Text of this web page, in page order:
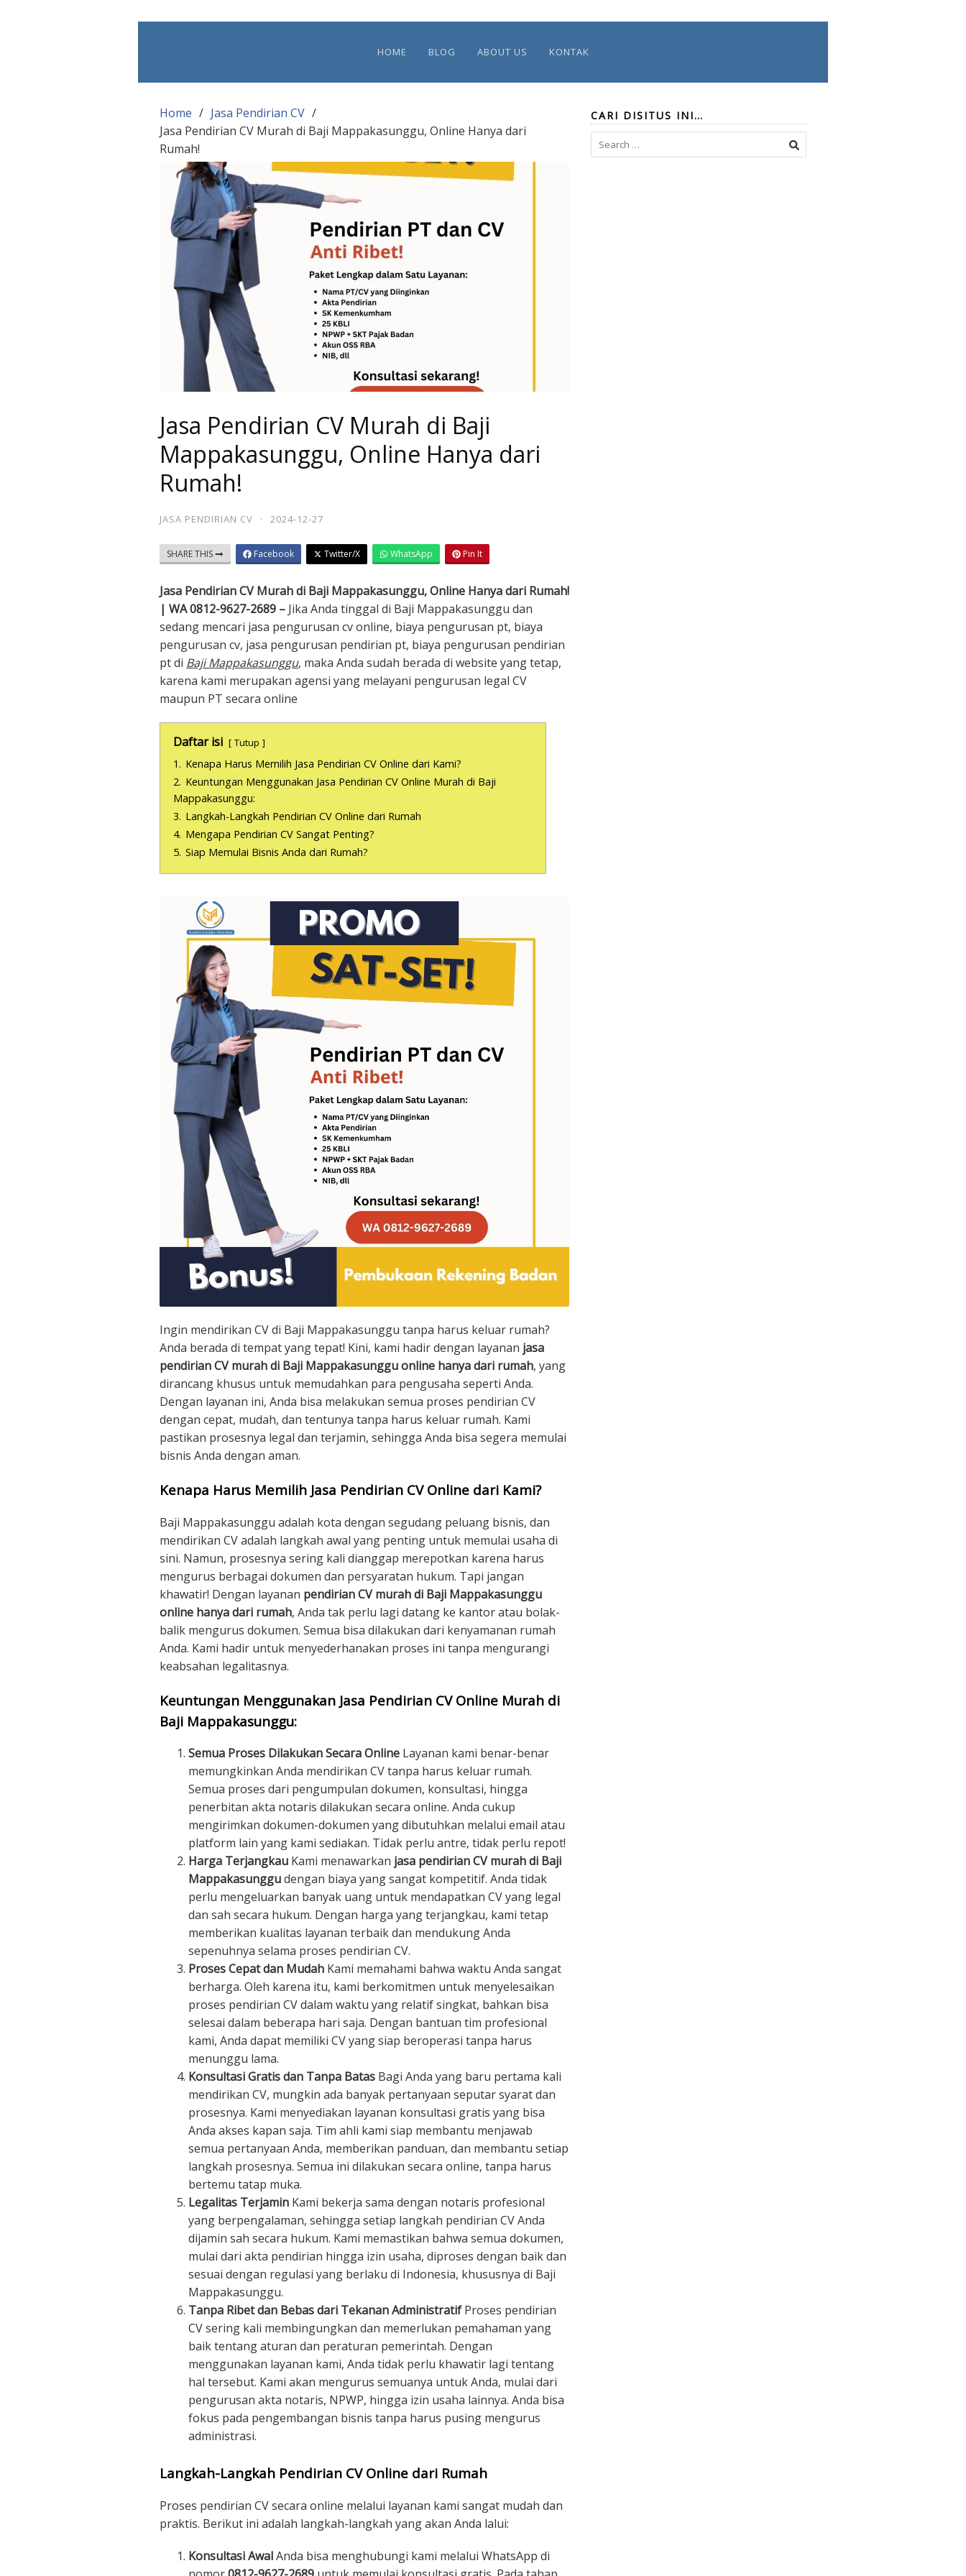
HOME BLOG ABOUT US KONTAK
Home
Jasa Pendirian CV
Jasa Pendirian CV Murah di Baji Mappakasunggu, Online Hanya dari
Rumah!
Jasa Pendirian CV Murah di Baji
Mappakasunggu, Online Hanya dari
Rumah!
JASA PENDIRIAN CV · 2024-12-27
SHARE THIS Facebook Twitter/X WhatsApp Pin It
Jasa Pendirian CV Murah di Baji Mappakasunggu, Online Hanya dari Rumah!
| WA 0812-9627-2689 – Jika Anda tinggal di Baji Mappakasunggu dan
sedang mencari jasa pengurusan cv online, biaya pengurusan pt, biaya
pengurusan cv, jasa pengurusan pendirian pt, biaya pengurusan pendirian
pt di Baji Mappakasunggu, maka Anda sudah berada di website yang tetap,
karena kami merupakan agensi yang melayani pengurusan legal CV
maupun PT secara online
Daftar isi Tutup
1. Kenapa Harus Memilih Jasa Pendirian CV Online dari Kami?
2. Keuntungan Menggunakan Jasa Pendirian CV Online Murah di Baji
Mappakasunggu:
3. Langkah-Langkah Pendirian CV Online dari Rumah
4. Mengapa Pendirian CV Sangat Penting?
5. Siap Memulai Bisnis Anda dari Rumah?
Ingin mendirikan CV di Baji Mappakasunggu tanpa harus keluar rumah?
Anda berada di tempat yang tepat! Kini, kami hadir dengan layanan jasa
pendirian CV murah di Baji Mappakasunggu online hanya dari rumah, yang
dirancang khusus untuk memudahkan para pengusaha seperti Anda.
Dengan layanan ini, Anda bisa melakukan semua proses pendirian CV
dengan cepat, mudah, dan tentunya tanpa harus keluar rumah. Kami
pastikan prosesnya legal dan terjamin, sehingga Anda bisa segera memulai
bisnis Anda dengan aman.
Kenapa Harus Memilih Jasa Pendirian CV Online dari Kami?
Baji Mappakasunggu adalah kota dengan segudang peluang bisnis, dan
mendirikan CV adalah langkah awal yang penting untuk memulai usaha di
sini. Namun, prosesnya sering kali dianggap merepotkan karena harus
mengurus berbagai dokumen dan persyaratan hukum. Tapi jangan
khawatir! Dengan layanan pendirian CV murah di Baji Mappakasunggu
online hanya dari rumah, Anda tak perlu lagi datang ke kantor atau bolak-
balik mengurus dokumen. Semua bisa dilakukan dari kenyamanan rumah
Anda. Kami hadir untuk menyederhanakan proses ini tanpa mengurangi
keabsahan legalitasnya.
Keuntungan Menggunakan Jasa Pendirian CV Online Murah di
Baji Mappakasunggu:
Semua Proses Dilakukan Secara Online Layanan kami benar-benar
memungkinkan Anda mendirikan CV tanpa harus keluar rumah.
Semua proses dari pengumpulan dokumen, konsultasi, hingga
penerbitan akta notaris dilakukan secara online. Anda cukup
mengirimkan dokumen-dokumen yang dibutuhkan melalui email atau
platform lain yang kami sediakan. Tidak perlu antre, tidak perlu repot!
Harga Terjangkau Kami menawarkan jasa pendirian CV murah di Baji
Mappakasunggudengan biaya yang sangat kompetitif. Anda tidak
perlu mengeluarkan banyak uang untuk mendapatkan CV yang legal
dan sah secara hukum. Dengan harga yang terjangkau, kami tetap
memberikan kualitas layanan terbaik dan mendukung Anda
sepenuhnya selama proses pendirian CV.
Proses Cepat dan Mudah Kami memahami bahwa waktu Anda sangat
berharga. Oleh karena itu, kami berkomitmen untuk menyelesaikan
proses pendirian CV dalam waktu yang relatif singkat, bahkan bisa
selesai dalam beberapa hari saja. Dengan bantuan tim profesional
kami, Anda dapat memiliki CV yang siap beroperasi tanpa harus
menunggu lama.
Konsultasi Gratis dan Tanpa Batas Bagi Anda yang baru pertama kali
mendirikan CV, mungkin ada banyak pertanyaan seputar syarat dan
prosesnya. Kami menyediakan layanan konsultasi gratis yang bisa
Anda akses kapan saja. Tim ahli kami siap membantu menjawab
semua pertanyaan Anda, memberikan panduan, dan membantu setiap
langkah prosesnya. Semua ini dilakukan secara online, tanpa harus
bertemu tatap muka.
Legalitas Terjamin Kami bekerja sama dengan notaris profesional
yang berpengalaman, sehingga setiap langkah pendirian CV Anda
dijamin sah secara hukum. Kami memastikan bahwa semua dokumen,
mulai dari akta pendirian hingga izin usaha, diproses dengan baik dan
sesuai dengan regulasi yang berlaku di Indonesia, khususnya di Baji
Mappakasunggu.
Tanpa Ribet dan Bebas dari Tekanan AdministratifProses pendirian
CV sering kali membingungkan dan memerlukan pemahaman yang
baik tentang aturan dan peraturan pemerintah. Dengan
menggunakan layanan kami, Anda tidak perlu khawatir lagi tentang
hal tersebut. Kami akan mengurus semuanya untuk Anda, mulai dari
pengurusan akta notaris, NPWP, hingga izin usaha lainnya. Anda bisa
fokus pada pengembangan bisnis tanpa harus pusing mengurus
administrasi.
Langkah-Langkah Pendirian CV Online dari Rumah
Proses pendirian CV secara online melalui layanan kami sangat mudah dan
praktis. Berikut ini adalah langkah-langkah yang akan Anda lalui:
Konsultasi AwalAnda bisa menghubungi kami melalui WhatsApp di
CARI DISITUS INI…
Search
for: